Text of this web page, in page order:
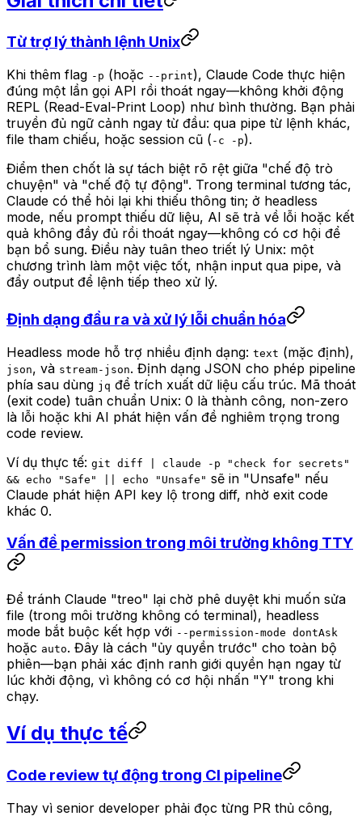
Từ trợ lý thành lệnh Unix
Khi thêm flag -p (hoặc --print), Claude Code thực hiện
đúng một lần gọi API rồi thoát ngay—không khởi động
REPL (Read-Eval-Print Loop) như bình thường. Bạn phải
truyền đủ ngữ cảnh ngay từ đầu: qua pipe từ lệnh khác,
file tham chiếu, hoặc session cũ ( -c -p).
Điểm then chốt là sự tách biệt rõ rệt giữa "chế độ trò
chuyện" và "chế độ tự động". Trong terminal tương tác,
Claude có thể hỏi lại khi thiếu thông tin; ở headless
mode, nếu prompt thiếu dữ liệu, AI sẽ trả về lỗi hoặc kết
quả không đầy đủ rồi thoát ngay—không có cơ hội để
bạn bổ sung. Điều này tuân theo triết lý Unix: một
chương trình làm một việc tốt, nhận input qua pipe, và
đẩy output để lệnh tiếp theo xử lý.
Định dạng đầu ra và xử lý lỗi chuẩn hóa
Headless mode hỗ trợ nhiều định dạng: text (mặc định),
json, và stream-json. Định dạng JSON cho phép pipeline
phía sau dùng jq để trích xuất dữ liệu cấu trúc. Mã thoát
(exit code) tuân chuẩn Unix: 0 là thành công, non-zero
là lỗi hoặc khi AI phát hiện vấn đề nghiêm trọng trong
code review.
Ví dụ thực tế: git diff | claude -p "check for secrets"
&& echo "Safe" || echo "Unsafe" sẽ in "Unsafe" nếu
Claude phát hiện API key lộ trong diff, nhờ exit code
khác 0.
Vấn đề permission trong môi trường không TTY
Để tránh Claude "treo" lại chờ phê duyệt khi muốn sửa
file (trong môi trường không có terminal), headless
mode bắt buộc kết hợp với --permission-mode dontAsk
hoặc auto. Đây là cách "ủy quyền trước" cho toàn bộ
phiên—bạn phải xác định ranh giới quyền hạn ngay từ
lúc khởi động, vì không có cơ hội nhấn "Y" trong khi
chạy.
Ví dụ thực tế
Code review tự động trong CI pipeline
Thay vì senior developer phải đọc từng PR thủ công,